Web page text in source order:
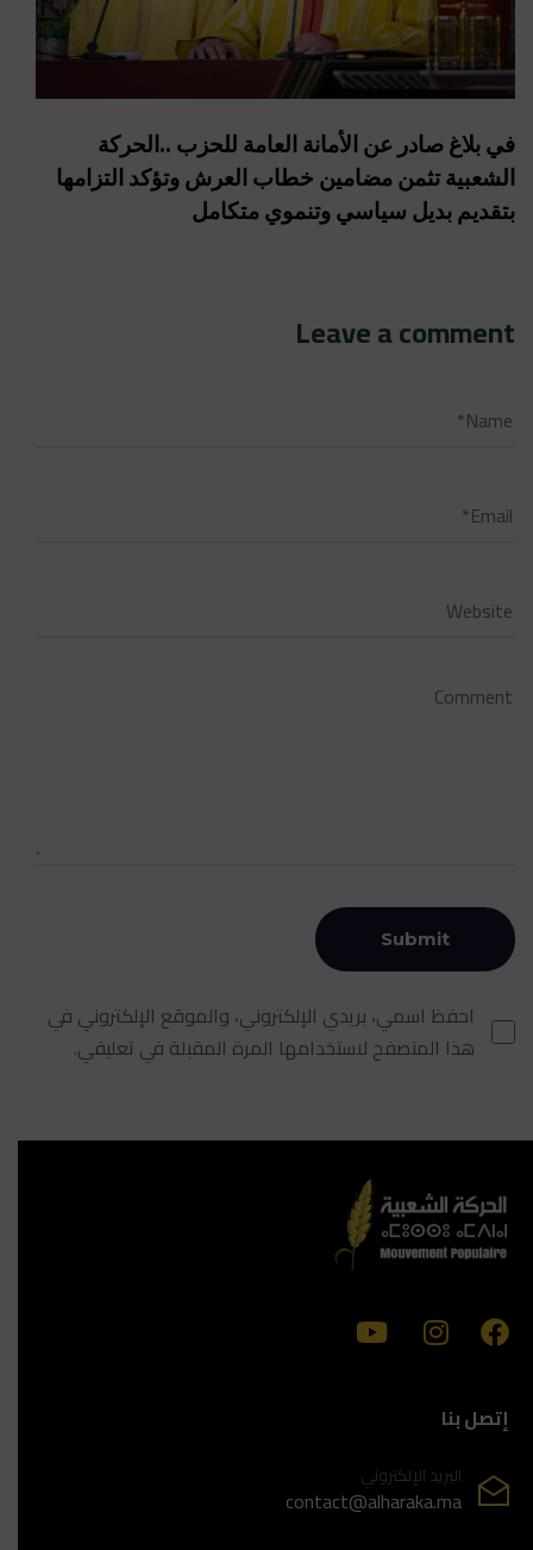
في بلاغ صادر عن الأمانة العامة للحزب ..الحركة
الشعبية تثمن مضامين خطاب العرش وتؤكد التزامها
بتقديم بديل سياسي وتنموي متكامل
Leave a comment
احفظ اسمي، بريدي الإلكتروني، والموقع الإلكتروني في
هذا المتصفح لاستخدامها المرة المقبلة في تعليقي.
إتصل بنا
البريد الإلكتروني
contact@alharaka.ma